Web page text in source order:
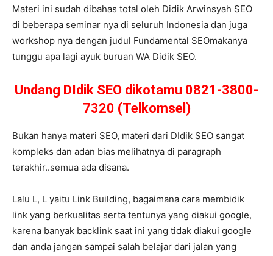
Materi ini sudah dibahas total oleh Didik Arwinsyah SEO
di beberapa seminar nya di seluruh Indonesia dan juga
workshop nya dengan judul Fundamental SEOmakanya
tunggu apa lagi ayuk buruan WA Didik SEO.
Undang DIdik SEO dikotamu 0821-3800-
7320 (Telkomsel)
Bukan hanya materi SEO, materi dari DIdik SEO sangat
kompleks dan adan bias melihatnya di paragraph
terakhir..semua ada disana.
Lalu L, L yaitu Link Building, bagaimana cara membidik
link yang berkualitas serta tentunya yang diakui google,
karena banyak backlink saat ini yang tidak diakui google
dan anda jangan sampai salah belajar dari jalan yang